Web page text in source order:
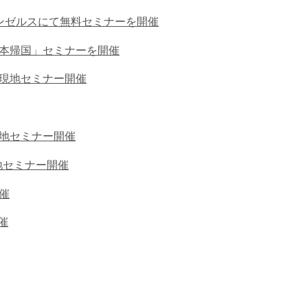
ルスにて無料セミナーを開催
帰国」セミナーを開催
地セミナー開催
セミナー開催
ミナー開催